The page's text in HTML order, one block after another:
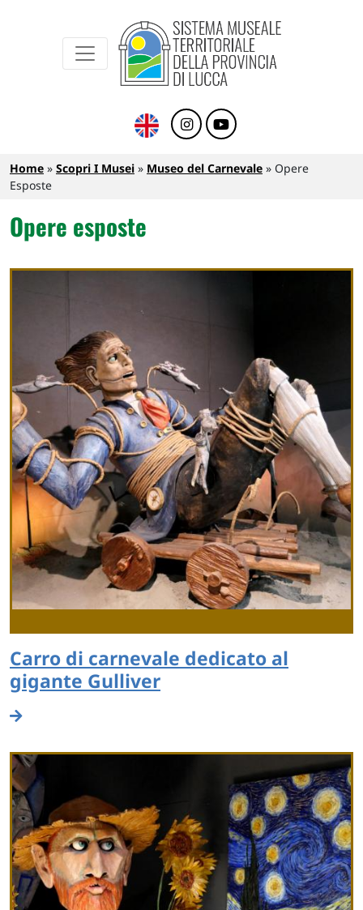
Sistema Museale Territoriale della
Briciole di pane
Home Scopri I Musei Museo del Carnevale
Opere
Esposte
Opere esposte
Carro di carnevale dedicato al
gigante Gulliver